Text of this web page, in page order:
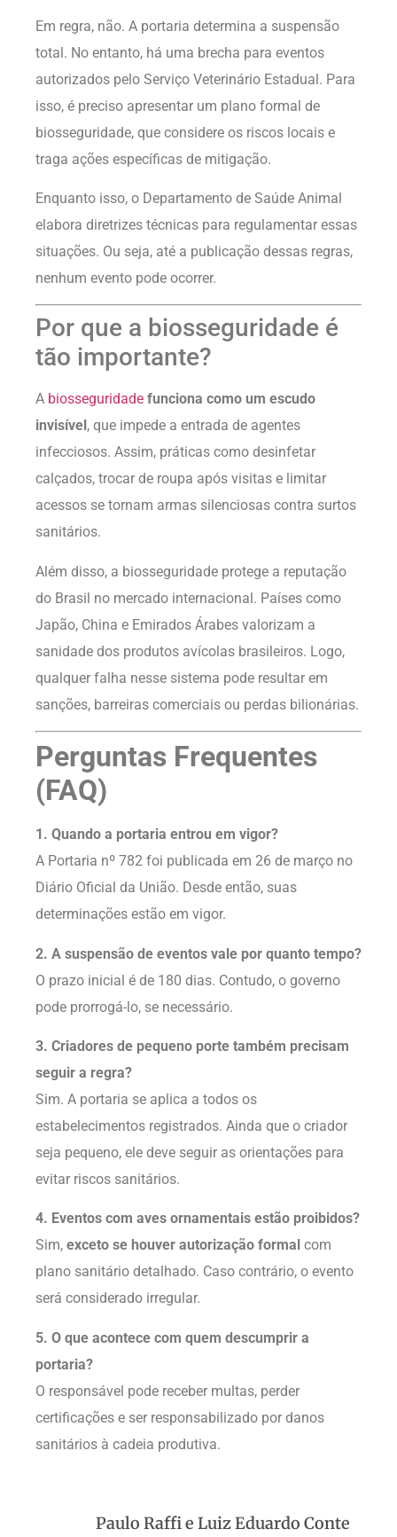
Em regra, não. A portaria determina a suspensão
total. No entanto, há uma brecha para eventos
autorizados pelo Serviço Veterinário Estadual. Para
isso, é preciso apresentar um plano formal de
biosseguridade, que considere os riscos locais e
traga ações específicas de mitigação.
Enquanto isso, o Departamento de Saúde Animal
elabora diretrizes técnicas para regulamentar essas
situações. Ou seja, até a publicação dessas regras,
nenhum evento pode ocorrer.
Por que a biosseguridade é
tão importante?
A biosseguridade funciona como um escudo
invisível , que impede a entrada de agentes
infecciosos. Assim, práticas como desinfetar
calçados, trocar de roupa após visitas e limitar
acessos se tornam armas silenciosas contra surtos
sanitários.
Além disso, a biosseguridade protege a reputação
do Brasil no mercado internacional. Países como
Japão, China e Emirados Árabes valorizam a
sanidade dos produtos avícolas brasileiros. Logo,
qualquer falha nesse sistema pode resultar em
sanções, barreiras comerciais ou perdas bilionárias.
Perguntas Frequentes
(FAQ)
1. Quando a portaria entrou em vigor?
A Portaria nº 782 foi publicada em 26 de março no
Diário Oficial da União. Desde então, suas
determinações estão em vigor.
2. A suspensão de eventos vale por quanto tempo?
O prazo inicial é de 180 dias. Contudo, o governo
pode prorrogá-lo, se necessário.
3. Criadores de pequeno porte também precisam
seguir a regra?
Sim. A portaria se aplica a todos os
estabelecimentos registrados. Ainda que o criador
seja pequeno, ele deve seguir as orientações para
evitar riscos sanitários.
4. Eventos com aves ornamentais estão proibidos?
Sim, exceto se houver autorização formal com
plano sanitário detalhado. Caso contrário, o evento
será considerado irregular.
5. O que acontece com quem descumprir a
portaria?
O responsável pode receber multas, perder
certificações e ser responsabilizado por danos
sanitários à cadeia produtiva.
Paulo Raffi e Luiz Eduardo Conte